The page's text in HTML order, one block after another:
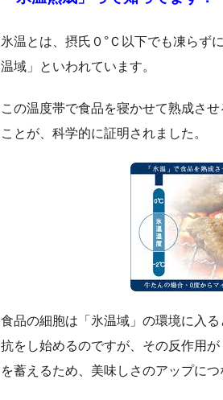
氷温とは、摂氏０°Ｃ以下でも凍らず
温域」といわれています。
この温度帯で食品を寝かせて熟成さ
ことが、科学的に証明されました。
食品の細胞は「氷温域」の環境に入
抗をし始めるのですが、その反作用
を蓄えるため、美味しさのアップにつ